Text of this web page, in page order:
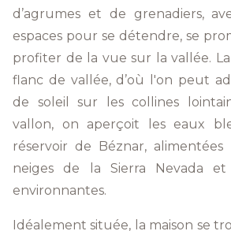
d’agrumes et de grenadiers,
espaces pour se détendre, se
profiter de la vue sur la vallée.
flanc de vallée, d’où l'on peut
de soleil sur les collines
vallon, on aperçoit les eaux
réservoir de Béznar,
neiges de la Sierra Nevada et
environnantes.
Idéalement située, la maison se